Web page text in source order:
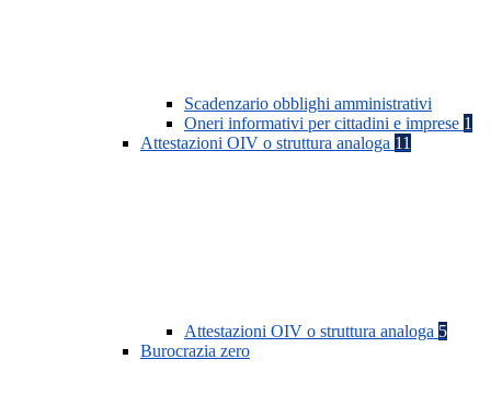
Scadenzario obblighi amministrativi
Oneri informativi per cittadini e imprese 1
Attestazioni OIV o struttura analoga 11
Attestazioni OIV o struttura analoga 5
Burocrazia zero